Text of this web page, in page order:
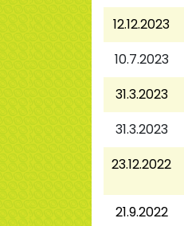
12.12.2023
10.7.2023
31.3.2023
31.3.2023
23.12.2022
21.9.2022